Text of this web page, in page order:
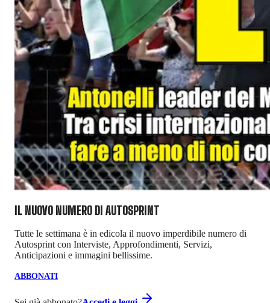
IL NUOVO NUMERO DI AUTOSPRINT
Tutte le settimana è in edicola il nuovo imperdibile numero di
Autosprint con Interviste, Approfondimenti, Servizi,
Anticipazioni e immagini bellissime.
ABBONATI